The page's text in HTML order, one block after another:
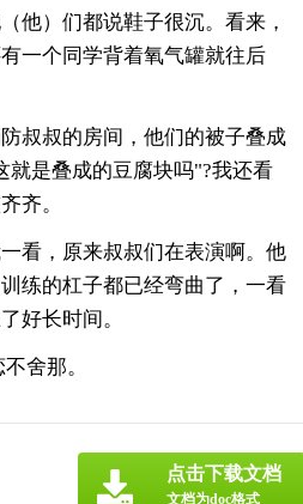
他）们都说鞋子很沉。看来，
一个同学背着氧气罐就往后
叔叔的房间，他们的被子叠成
就是叠成的豆腐块吗"?我还看
齐。
看，原来叔叔们在表演啊。他
练的杠子都已经弯曲了，一看
好长时间。
舍那。
点击下载文档
文档为doc格式